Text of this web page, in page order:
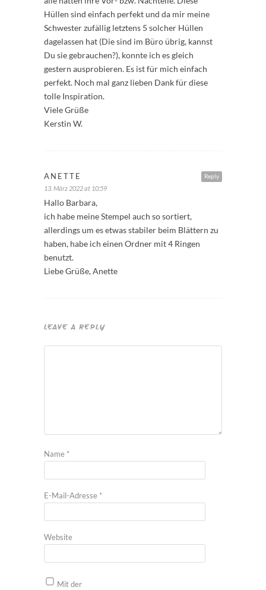
Hüllen sind einfach perfekt und da mir meine
Schwester zufällig letztens 5 solcher Hüllen
dagelassen hat (Die sind im Büro übrig, kannst
Du sie gebrauchen?), konnte ich es gleich
gestern ausprobieren. Es ist für mich einfach
perfekt. Noch mal ganz lieben Dank für diese
tolle Inspiration.
Viele Grüße
Kerstin W.
Reply
ANETTE
13. März 2022 at 10:59
Hallo Barbara,
ich habe meine Stempel auch so sortiert,
allerdings um es etwas stabiler beim Blättern zu
haben, habe ich einen Ordner mit 4 Ringen
benutzt.
Liebe Grüße, Anette
LEAVE A REPLY
Name *
E-Mail-Adresse *
Website
Mit der